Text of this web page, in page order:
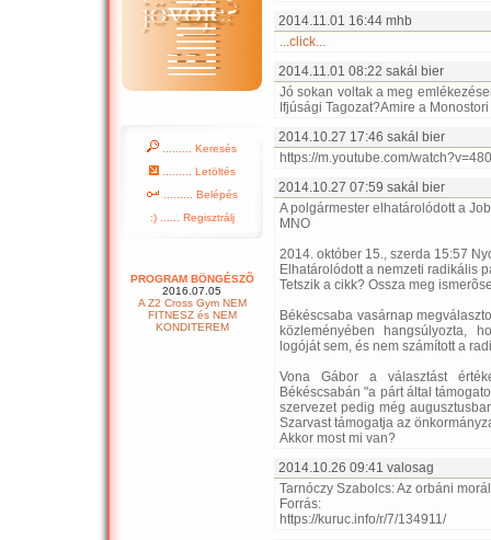
2014.11.01 16:44 mhb
...click...
2014.11.01 08:22 sakál bier
Jó sokan voltak a meg
Ifjúsági Tagozat?Amire a
2014.10.27 17:46 sakál bier
https://m.youtube.com/
2014.10.27 07:59 sakál bier
A polgármester elhatárolódott a
MNO
2014. október 15., szerda 15:57
Elhatárolódott a nemzeti radikális
Tetszik a cikk? Ossza meg
Békéscsaba vasárnap
közleményében hangsúlyozta,
logóját sem, és nem számított a
Vona Gábor a választást
Békéscsabán "a párt által
szervezet pedig még
Szarvast támogatja az
Akkor most mi van?
2014.10.26 09:41 valosag
Tarnóczy Szabolcs: Az orbáni
Forrás:
https://kuruc.info/r/7/134911/
......... Keresés
......... Letöltés
......... Belépés
:) ...... Regisztrálj
PROGRAM BÖNGÉSZÕ
2016.07.05
A Z2 Cross Gym NEM
FITNESZ és NEM
KONDITEREM